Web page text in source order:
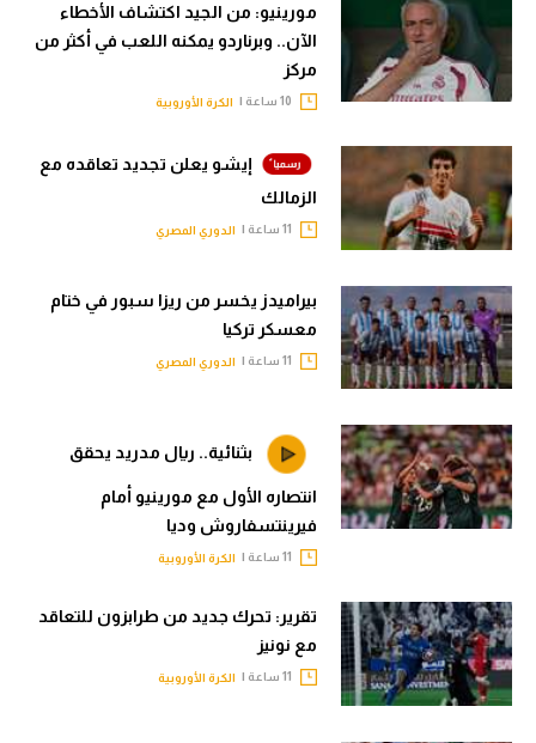
مورينيو: من الجيد اكتشاف الأخطاء
الآن.. وبرناردو يمكنه اللعب في أكثر من
مركز
الكرة الأوروبية
إيشو يعلن تجديد تعاقده مع
الزمالك
الدوري المصري
بيراميدز يخسر من ريزا سبور في ختام
معسكر تركيا
الدوري المصري
بثنائية.. ريال مدريد يحقق
انتصاره الأول مع مورينيو أمام
فيرينتسفاروش وديا
الكرة الأوروبية
تقرير: تحرك جديد من طرابزون للتعاقد
مع نونيز
الكرة الأوروبية